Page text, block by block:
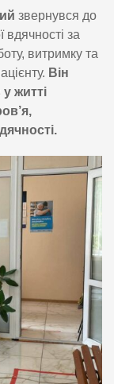
звернувся до
вдячності за
витримку та
Він
житті